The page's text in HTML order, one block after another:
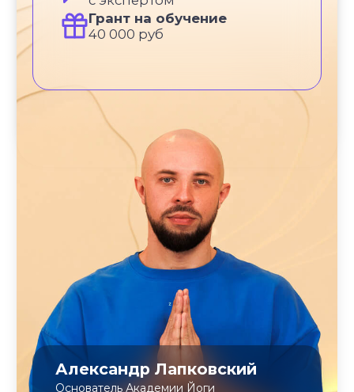
НАПРАВЛЕНИЯ
Курс «Преподаватель Хатха-йоги»
Курс «Йогатерапия женского здоровья»
ПОЛУЧИТЬ
Самое нужное о йоге и саморазвитии
в вашем почтовом ящике